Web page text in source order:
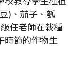
)、茄子、瓠
任老師在栽種
時節的作物生